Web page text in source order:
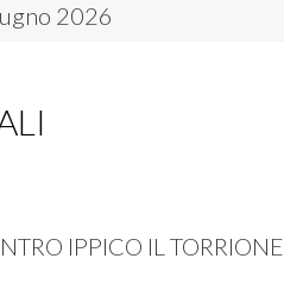
2026
IPPICO IL TORRIONE